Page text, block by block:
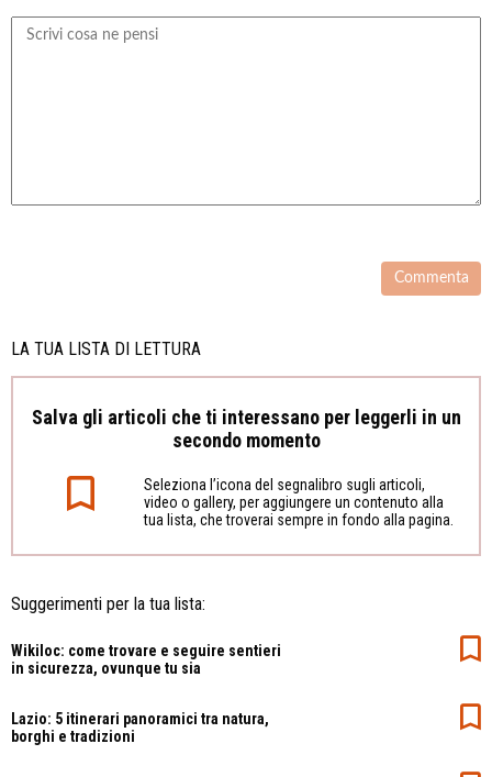
LA TUA LISTA DI LETTURA
Salva gli articoli che ti interessano per leggerli in un
secondo momento
Seleziona l’icona del segnalibro sugli articoli,
video o gallery, per aggiungere un contenuto alla
tua lista, che troverai sempre in fondo alla pagina.
Suggerimenti per la tua lista:
Wikiloc: come trovare e seguire sentieri
in sicurezza, ovunque tu sia
Lazio: 5 itinerari panoramici tra natura,
borghi e tradizioni